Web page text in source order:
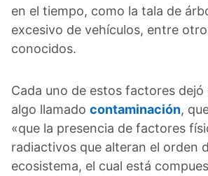
en el tiempo, como la tala de
excesivo de vehículos, entre
conocidos.
Cada uno de estos factores dejó
algo llamado contaminación,
«que la presencia de factores
radiactivos que alteran el orden
ecosistema, el cual está